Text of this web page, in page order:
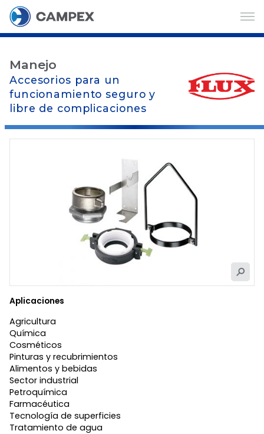
Manejo
Accesorios para un
funcionamiento seguro y
libre de complicaciones
Aplicaciones
Agricultura
Química
Cosméticos
Pinturas y recubrimientos
Alimentos y bebidas
Sector industrial
Petroquímica
Farmacéutica
Tecnología de superficies
Tratamiento de agua